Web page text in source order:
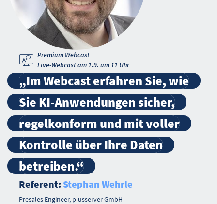
Premium Webcast
Live-Webcast am 1.9. um 11 Uhr
„Im Webcast erfahren Sie, wie
Sie KI-Anwendungen sicher,
regelkonform und mit voller
Kontrolle über Ihre Daten
betreiben.“
Referent: Stephan Wehrle
Presales Engineer, plusserver GmbH